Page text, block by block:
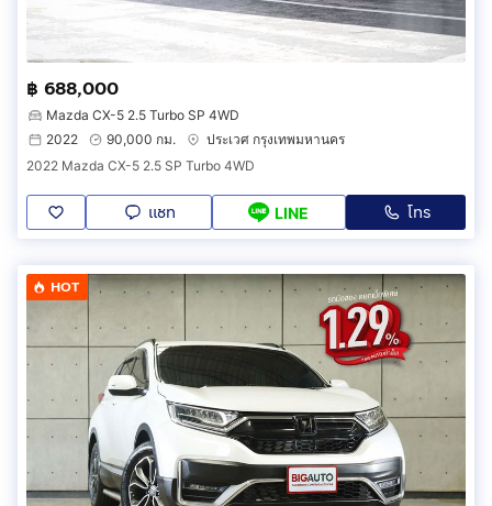
฿ 688,000
Mazda CX-5 2.5 Turbo SP 4WD
2022
90,000 กม.
ประเวศ กรุงเทพมหานคร
2022 Mazda CX-5 2.5 SP Turbo 4WD
แชท LINE โทร
HOT